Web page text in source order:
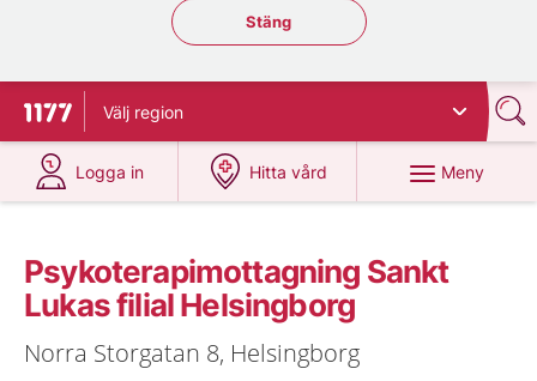
Stäng regionsväljaren
Stäng
Till startsidan för 1177
Välj region
Logga in
på 1177.se
Hitta vård
på 1177.se
Meny
Psykoterapimottagning Sankt
Lukas filial Helsingborg
Norra Storgatan 8, Helsingborg